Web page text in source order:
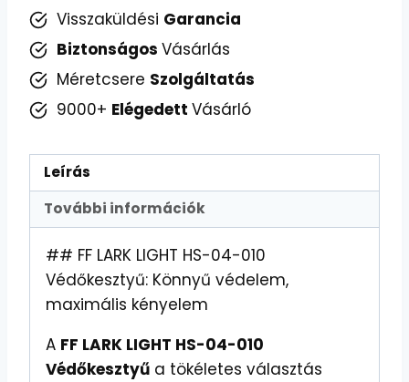
munkához
és
szabadidőhöz
mennyiség
Visszaküldési Garancia
Biztonságos Vásárlás
Méretcsere Szolgáltatás
9000+ Elégedett Vásárló
Leírás
További információk
## FF LARK LIGHT HS-04-010
Védőkesztyű: Könnyű védelem,
maximális kényelem
A FF LARK LIGHT HS-04-010
Védőkesztyű a tökéletes választás